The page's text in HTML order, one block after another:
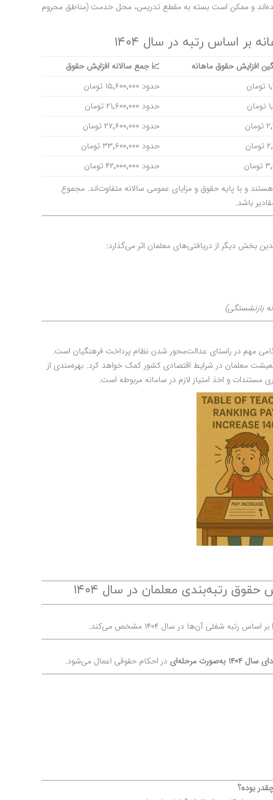
و ممکن است بسته به مقطع تدریس، محل خدمت (مناطق محروم
اساس رتبه در سال ۱۴۰۴
افزایش حقوق ماهانه 📈 جمع سالانه افزایش حقوق
حدود ۱۵٬۶۰۰٬۰۰۰ تومان
حدود ۲۱٬۶۰۰٬۰۰۰ تومان
حدود ۲۷٬۶۰۰٬۰۰۰ تومان
حدود ۳۳٬۶۰۰٬۰۰۰ تومان
حدود ۴۲٬۰۰۰٬۰۰۰ تومان
هستند و با پایه حقوق و مزایای عمومی سالانه متفاوت‌اند. مجموع
باشد.
بازنشستگی)
حقوق معلمان بر اساس رتبه‌بندی در سال ۱۴۰۴، گامی مهم در راستای عدالت‌محور شدن نظام پرداخت فرهنگیان است.
معلمان در شرایط اقتصادی کشور کمک خواهد کرد. بهره‌مندی از
مستندات و اخذ امتیاز لازم در سامانه مربوطه است.
رتبه‌بندی معلمان در سال ۱۴۰۴
شغلی آن‌ها در سال ۱۴۰۴ مشخص می‌کند.
۱۴۰۴ به‌صورت مرحله‌ای
در احکام حقوقی اعمال می‌شود.